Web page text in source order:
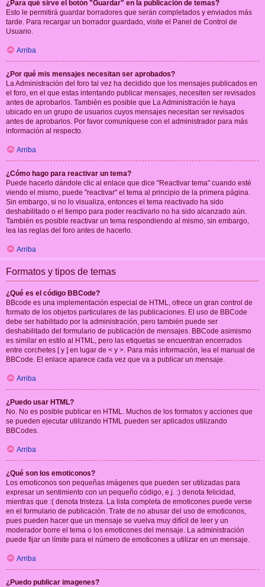
¿Para qué sirve el botón "Guardar" en la publicación de temas?
Esto le permitirá guardar borradores que serán completados y enviados más
tarde. Para recargar un borrador guardado, visite el Panel de Control de
Usuario.
Arriba
¿Por qué mis mensajes necesitan ser aprobados?
La Administración del foro tal vez ha decidido que los mensajes publicados en
el foro, en el que estas intentando publicar mensajes, necesiten ser revisados
antes de aprobarlos. También es posible que La Administración le haya
ubicado en un grupo de usuarios cuyos mensajes necesitan ser revisados
antes de aprobarlos. Por favor comuníquese con el administrador para más
información al respecto.
Arriba
¿Cómo hago para reactivar un tema?
Puede hacerlo dándole clic al enlace que dice "Reactivar tema" cuando esté
viendo el mismo, puede "reactivar" el tema al principio de la primera página.
Sin embargo, si no lo visualiza, entonces el tema reactivado ha sido
deshabilitado o el tiempo para poder reactivarlo no ha sido alcanzado aún.
También es posible reactivar un tema respondiendo al mismo, sin embargo,
lea las reglas del foro antes de hacerlo.
Arriba
Formatos y tipos de temas
¿Qué es el código BBCode?
BBcode es una implementación especial de HTML, ofrece un gran control de
formato de los objetos particulares de las publicaciones. El uso de BBCode
debe ser habilitado por la administración, pero también puede ser
deshabilitado del formulario de publicación de mensajes. BBCode asimismo
es similar en estilo al HTML, pero las etiquetas se encuentran encerrados
entre corchetes [ y ] en lugar de < y >. Para más información, lea el manual de
BBCode. El enlace aparece cada vez que va a publicar un mensaje.
Arriba
¿Puedo usar HTML?
No. No es posible publicar en HTML. Muchos de los formatos y acciones que
se pueden ejecutar utilizando HTML pueden ser aplicados utilizando
BBCodes.
Arriba
¿Qué son los emoticonos?
Los emoticonos son pequeñas imágenes que pueden ser utilizadas para
expresar un sentimiento con un pequeño código, e.j. :) denota felicidad,
mientras que :( denota tristeza. La lista completa de emoticones puede verse
en el formulario de publicación. Trate de no abusar del uso de emoticonos,
pues pueden hacer que un mensaje se vuelva muy difícil de leer y un
moderador borre el tema o los emoticones del mensaje. La administración
puede fijar un límite para el número de emoticones a utilizar en un mensaje.
Arriba
¿Puedo publicar imagenes?